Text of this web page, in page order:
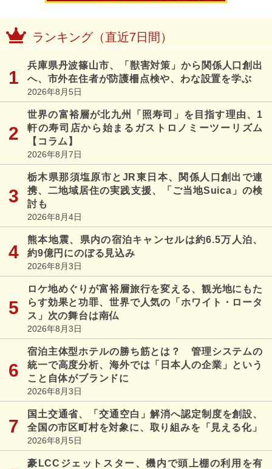
ランキング（直近7日間）
兵庫県丹波篠山市、「獣害対策」から関係人口創出
へ、市外在住者が防護柵点検や、わな設置を学ぶ
2026年8月5日
世界の富裕層が北九州「照寿司」を目指す理由、1
軒の寿司店から始まるガストロノミーツーリズム
【コラム】
2026年8月7日
栃木県那須塩原市とJR東日本、関係人口創出で連
携、二地域居住の実践支援、「ご当地Suica」の検
討も
2026年8月4日
熊本地震、県内の宿泊キャンセルは約6.5万人泊、
約9億円にのぼる見込み
2026年8月3日
ロケ地めぐりが富裕層旅行を変える、観光地にもた
らす効果と功罪、世界で人気の「ホワイト・ロータ
ス」次の舞台は南仏
2026年8月3日
宿泊主体型ホテルの勝ち筋とは？ 管理システムの
統一で高度分析、海外では「日本人の企業」という
こと自体がブランドに
2026年8月3日
国土交通省、「交通空白」解消へ認定制度を創設、
全国の市区町村を対象に、取り組みを「見える化」
2026年8月5日
豪LCCジェットスター、機内で頭上棚の利用を有